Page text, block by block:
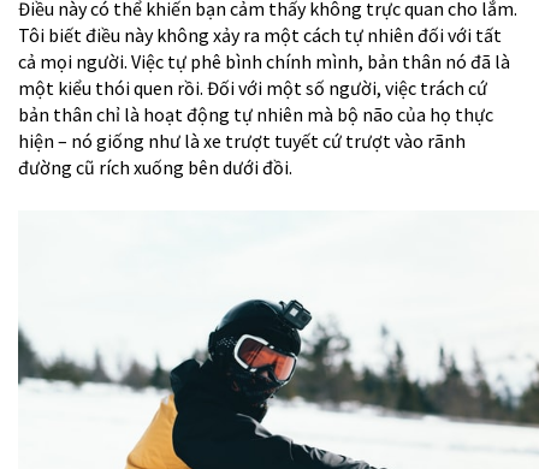
Điều này có thể khiến bạn cảm thấy không trực quan cho lắm.
Tôi biết điều này không xảy ra một cách tự nhiên đối với tất
cả mọi người. Việc tự phê bình chính mình, bản thân nó đã là
một kiểu thói quen rồi. Đối với một số người, việc trách cứ
bản thân chỉ là hoạt động tự nhiên mà bộ não của họ thực
hiện – nó giống như là xe trượt tuyết cứ trượt vào rãnh
đường cũ rích xuống bên dưới đồi.